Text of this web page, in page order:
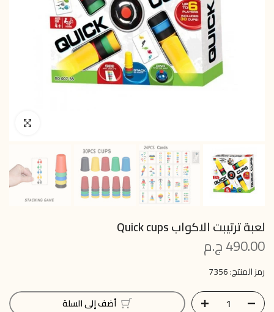
انقر للتكبير
لعبة ترتيبت الاكواب Quick cups
490.00 ج.م
رمز المنتج:7356
أضف إلى السلة